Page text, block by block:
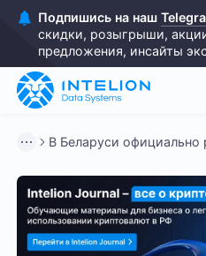
Подпишись на наш
скидки, розыгрыши,
предложения, инсайты
В Беларуси официально